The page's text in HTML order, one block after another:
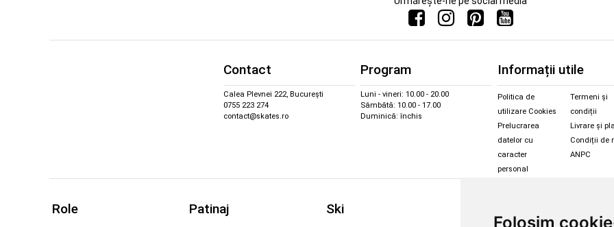
Folosim
Contact
Calea Plevnei 222, București
0755 223 274
contact@skates.ro
Program
Luni - vineri: 10.00 - 20.00
Sâmbătă: 10.00 - 17.00
Duminică: închis
Informații utile
Politica de
utilizare Cookies
Prelucrarea
datelor cu
caracter
personal
Termeni și
condiții
Livrare și
Condiții de
ANPC
Role Patinaj Ski